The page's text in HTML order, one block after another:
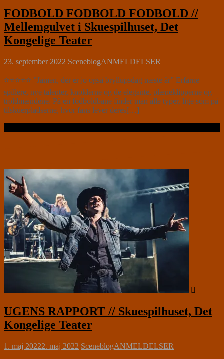
FODBOLD FODBOLD FODBOLD //
Mellemgulvet i Skuespilhuset, Det
Kongelige Teater
23. september 2022 SceneblogANMELDELSER
⭐⭐⭐⭐⭐ ”Jamen, der er jo også bryllupsdag næste år” Erfarne
spillere, nye talenter, knoklerne og de elegante, plæneklipperne og
troldmændene. På en fodboldbane finder man alle typer, lige som på
tilskuerpladserne, hvor fans lever deres[…]
UGENS RAPPORT // Skuespilhuset, Det
Kongelige Teater
1. maj 20222. maj 2022 SceneblogANMELDELSER